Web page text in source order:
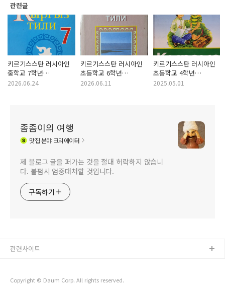
관련글
키르기스스탄 러시아인
중학교 7학년
키르기스어 교과서
2026.06.24
키르기스스탄 러시아인
초등학교 6학년
키르기스어 교과서
2026.06.11
키르기스스탄 러시아인
초등학교 4학년
키르기스어 교과서
2025.05.01
좀좀이의 여행
맛집분야 크리에이터
제 블로그 글을 퍼가는 것을 절대 허락하지 않습니
다. 불펌시 엄중대처할 것입니다.
구독하기
Copyright © Daum Corp. All rights reserved.
관련사이트